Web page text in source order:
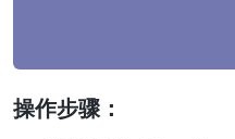
操作步骤：